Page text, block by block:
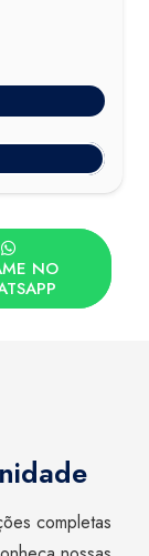
NO
completas